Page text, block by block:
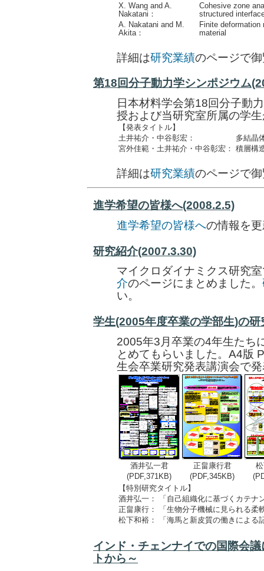
X. Wang and A.
Nakatani：
Cohesive zone
structured
A. Nakatani and M.
Akita：
Finite
material
詳細は研究業績のページで
第18回分子動力学シンポジウム
日本材料学会第18回分子動
授および当研究室所属の学
【発表タイトル】
土井祐介・中谷彰宏：
多結晶
宮外佳範・土井祐介・中谷彰宏： 積層構
詳細は研究業績のページで
進学希望の皆様へ(2008.2.5)
進学希望の皆様への情報を
研究紹介(2007.3.30)
マイクロダイナミクス研究
介のページにまとめました。
い。
学生(2005年度卒業の学部生)の
2005年3月卒業の4年生たち
とめてもらいました。A4版
生会卒業研究発表講演会で
酒井弘一君 正畠康行君
(PDF,371KB)
(PDF,345KB)
【特別研究タイトル】
酒井弘一：
「自己組織化に基づくカテ
正畠康行：
「生物分子機械に見られる
松下和裕：
「海馬と新皮質の働きによ
インド・チェンナイでの国際会
トから～